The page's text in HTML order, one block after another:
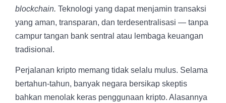
blockchain. Teknologi yang dapat menjamin transaksi
yang aman, transparan, dan terdesentralisasi — tanpa
campur tangan bank sentral atau lembaga keuangan
tradisional.
Perjalanan kripto memang tidak selalu mulus. Selama
bertahun-tahun, banyak negara bersikap skeptis
bahkan menolak keras penggunaan kripto. Alasannya